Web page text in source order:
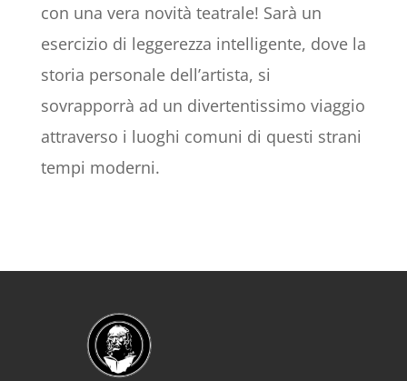
con una vera novità teatrale! Sarà un
esercizio di leggerezza intelligente, dove la
storia personale dell’artista, si
sovrapporrà ad un divertentissimo viaggio
attraverso i luoghi comuni di questi strani
tempi moderni.